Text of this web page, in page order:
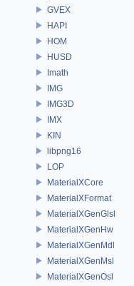
GVEX
HAPI
HOM
HUSD
Imath
IMG
IMG3D
IMX
KIN
libpng16
LOP
MaterialXCore
MaterialXFormat
MaterialXGenGlsl
MaterialXGenHw
MaterialXGenMdl
MaterialXGenMsl
MaterialXGenOsl